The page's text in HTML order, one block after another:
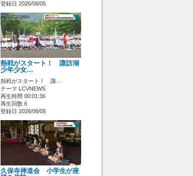
登録日 2026/08/05
熱戦がスタート！ 諏訪湖
少年少女…
熱戦がスタート！ 諏…
テーマ LCVNEWS
再生時間 00:01:36
再生回数 6
登録日 2026/08/05
久保寺禅道会 小学生が座